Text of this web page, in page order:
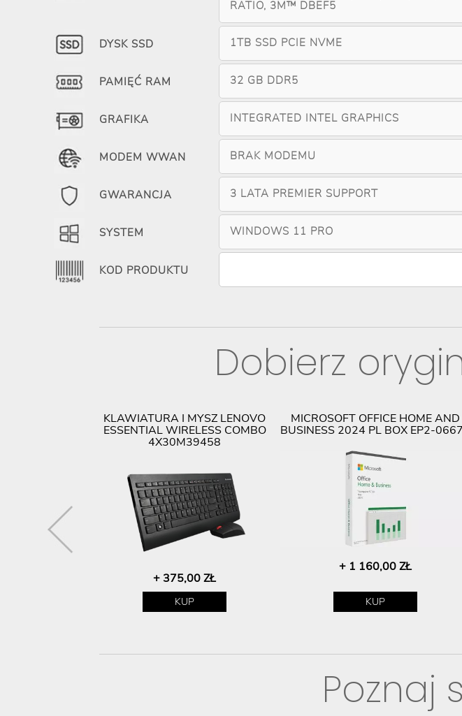
RATIO, 3M™ DBEF5
DYSK SSD 1TB SSD PCIE NVME
PAMIĘĆ RAM 32 GB DDR5
GRAFIKA INTEGRATED INTEL GRAPHICS
MODEM WWAN BRAK MODEMU
GWARANCJA 3 LATA PREMIER SUPPORT
SYSTEM WINDOWS 11 PRO
KOD PRODUKTU
Dobierz
KLAWIATURA I MYSZ LENOVO
ESSENTIAL WIRELESS COMBO
4X30M39458
+ 375,00 ZŁ
KUP
MICROSOFT OFFICE HOME AND
BUSINESS 2024 PL BOX EP2-
+ 1 160,00 ZŁ
KUP
Poznaj